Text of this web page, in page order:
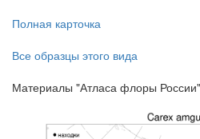
Полная карточка
Все образцы этого вида
Материалы "Атласа флоры